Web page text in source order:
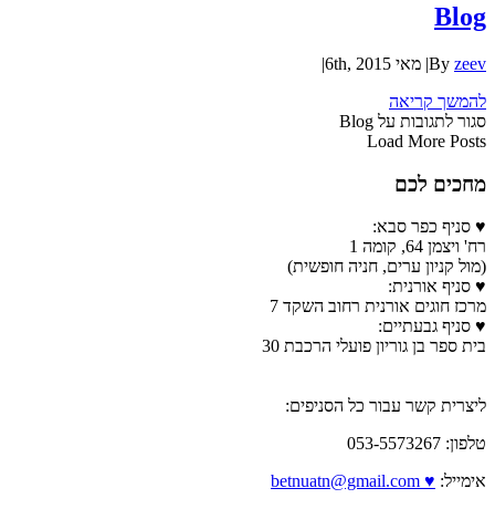
Blog
By zeev
| מאי 6th, 2015
|
להמשך קריאה
סגור לתגובות על Blog
Load More Posts
מחכים לכם
♥ סניף כפר סבא:
רח' ויצמן 64, קומה 1
(מול קניון ערים, חניה חופשית)
♥ סניף אורנית:
מרכז חוגים אורנית רחוב השקד 7
♥ סניף גבעתיים:
בית ספר בן גוריון פועלי הרכבת 30
ליצרית קשר עבור כל הסניפים:
טלפון: 053-5573267
אימייל: ♥ betnuatn@gmail.com